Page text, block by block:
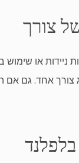
צורך
או שימוש
צורך אחד. גם